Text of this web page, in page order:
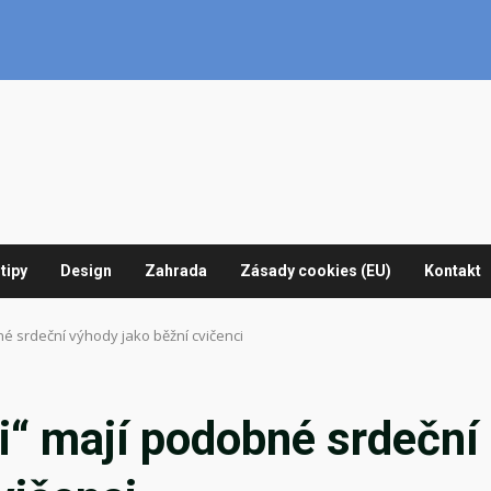
Design Zahrada Zásady cookies (EU) Kontakt
srdeční výhody jako běžní cvičenci
mají podobné srdeční